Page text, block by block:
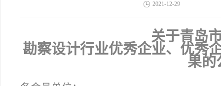
2021-12-29
关于青岛
勘察设计行业优秀企业、优秀
果的